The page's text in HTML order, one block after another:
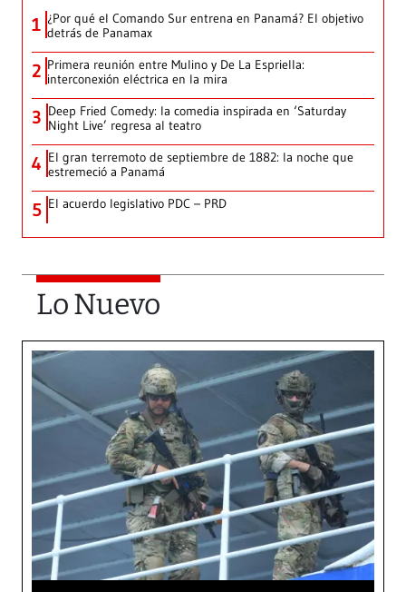
1 ¿Por qué el Comando Sur entrena en Panamá? El objetivo
detrás de Panamax
2 Primera reunión entre Mulino y De La Espriella:
interconexión eléctrica en la mira
3 Deep Fried Comedy: la comedia inspirada en ‘Saturday
Night Live’ regresa al teatro
4 El gran terremoto de septiembre de 1882: la noche que
estremeció a Panamá
5 El acuerdo legislativo PDC – PRD
Lo Nuevo